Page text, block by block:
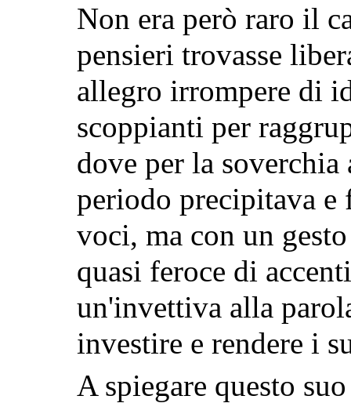
Non era però raro il
pensieri trovasse
allegro irrompere di
scoppianti per
dove per la
periodo precipitava
voci, ma con un
quasi feroce di
un'invettiva alla
investire e rendere i
A spiegare questo